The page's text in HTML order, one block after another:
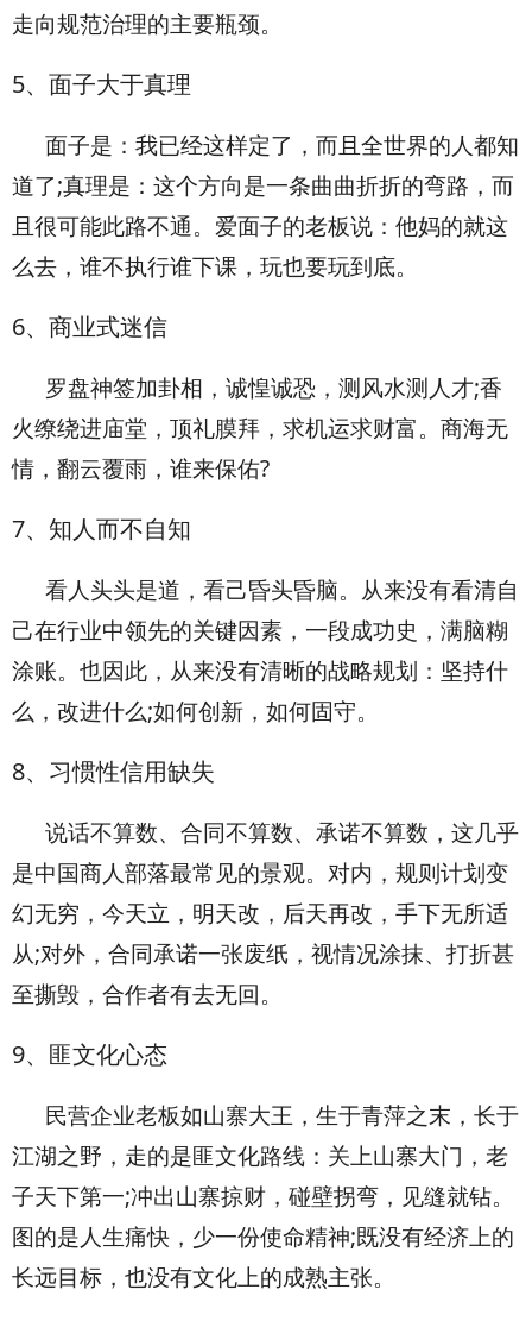
走向规范治理的主要瓶颈。
5、面子大于真理
面子是：我已经这样定了，而且全世界的人都知
道了;真理是：这个方向是一条曲曲折折的弯路，而
且很可能此路不通。爱面子的老板说：他妈的就这
么去，谁不执行谁下课，玩也要玩到底。
6、商业式迷信
罗盘神签加卦相，诚惶诚恐，测风水测人才;香
火缭绕进庙堂，顶礼膜拜，求机运求财富。商海无
情，翻云覆雨，谁来保佑?
7、知人而不自知
看人头头是道，看己昏头昏脑。从来没有看清自
己在行业中领先的关键因素，一段成功史，满脑糊
涂账。也因此，从来没有清晰的战略规划：坚持什
么，改进什么;如何创新，如何固守。
8、习惯性信用缺失
说话不算数、合同不算数、承诺不算数，这几乎
是中国商人部落最常见的景观。对内，规则计划变
幻无穷，今天立，明天改，后天再改，手下无所适
从;对外，合同承诺一张废纸，视情况涂抹、打折甚
至撕毁，合作者有去无回。
9、匪文化心态
民营企业老板如山寨大王，生于青萍之末，长于
江湖之野，走的是匪文化路线：关上山寨大门，老
子天下第一;冲出山寨掠财，碰壁拐弯，见缝就钻。
图的是人生痛快，少一份使命精神;既没有经济上的
长远目标，也没有文化上的成熟主张。